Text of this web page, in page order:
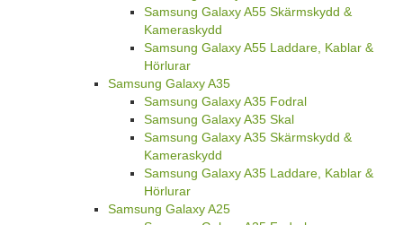
Samsung Galaxy A55 Skärmskydd &
Kameraskydd
Samsung Galaxy A55 Laddare, Kablar &
Hörlurar
Samsung Galaxy A35
Samsung Galaxy A35 Fodral
Samsung Galaxy A35 Skal
Samsung Galaxy A35 Skärmskydd &
Kameraskydd
Samsung Galaxy A35 Laddare, Kablar &
Hörlurar
Samsung Galaxy A25